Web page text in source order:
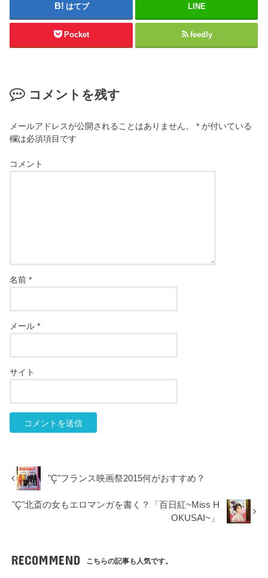
はてブ LINE
Pocket feedly
コメントを残す
メールアドレスが公開されることはありません。 * が付いている
欄は必須項目です
コメント
名前*
メール*
サイト
"Ç"フランス映画祭2015何がおすすめ？
"Ç"北斎の女もエロマンガを書く？「百日紅~Miss H
OKUSAI~」
RECOMMEND こちらの記事も人気です。